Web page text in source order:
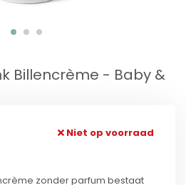
Billencrème - Baby &
Niet op voorraad
zonder parfum bestaat